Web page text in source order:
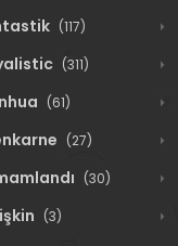
(117)
(311)
(61)
(27)
(30)
(3)